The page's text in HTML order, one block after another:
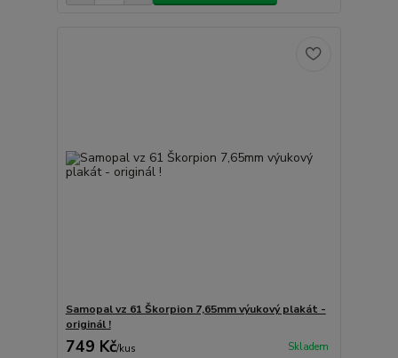
Samopal vz 61 Škorpion 7,65mm výukový plakát -
originál !
749 Kč/kus Skladem